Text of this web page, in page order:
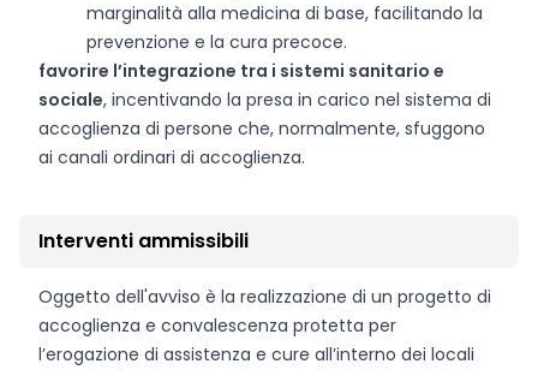
marginalità alla medicina di base, facilitando la
prevenzione e la cura precoce.
favorire l’integrazione tra i sistemi sanitario e
sociale, incentivando la presa in carico nel sistema di
accoglienza di persone che, normalmente, sfuggono
ai canali ordinari di accoglienza.
Interventi ammissibili
Oggetto dell'avviso è la realizzazione di un progetto di
accoglienza e convalescenza protetta per
l’erogazione di assistenza e cure all’interno dei locali